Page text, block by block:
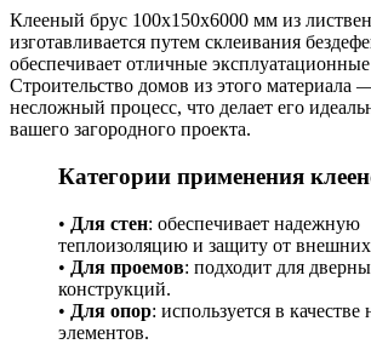
Клееный брус 100x150x6000 мм из
изготавливается путем склеивания
обеспечивает отличные
Строительство домов из этого материала
несложный процесс, что делает его
вашего загородного проекта.
Категории применения
• Для стен: обеспечивает надежную
теплоизоляцию и защиту от
• Для проемов: подходит для
конструкций.
• Для опор: используется в
элементов.